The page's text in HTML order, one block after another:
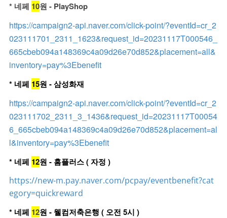
* 네페 10원 - PlayShop
https://campaign2-api.naver.com/click-point/?eventId=cr_2
023111701_2311_1623&request_id=20231117T000546_
665cbeb094a148369c4a09d26e70d852&placement=all&
inventory=pay%3Ebenefit
* 네페 15원 - 삼성화재
https://campaign2-api.naver.com/click-point/?eventId=cr_2
023111702_2311_3_1436&request_id=20231117T00054
6_665cbeb094a148369c4a09d26e70d852&placement=al
l&inventory=pay%3Ebenefit
* 네페 12원 - 홈플러스 ( 자정 )
https://new-m.pay.naver.com/pcpay/eventbenefit?cat
egory=quickreward
* 네페 12원 - 웰컴저축은행 ( 오전 5시 )